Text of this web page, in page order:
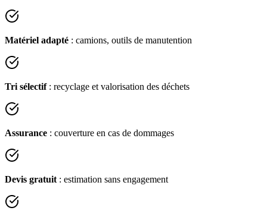
Matériel adapté : camions, outils de manutention
Tri sélectif: recyclage et valorisation des déchets
Assurance : couverture en cas de dommages
Devis gratuit : estimation sans engagement